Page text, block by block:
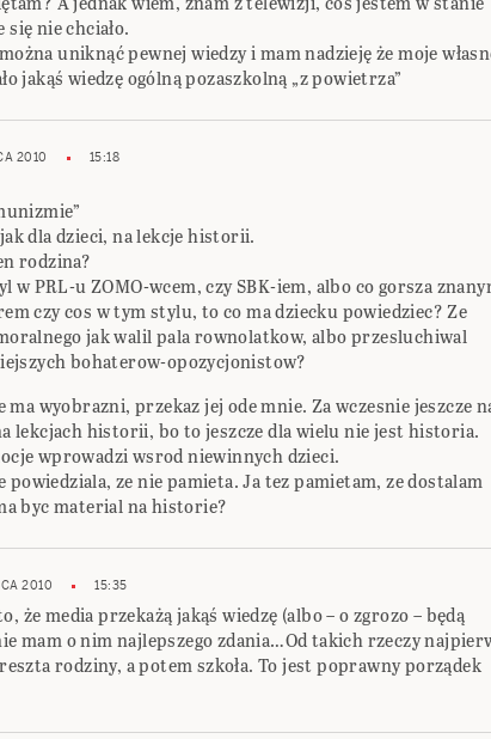
nie chciało.
uniknąć pewnej wiedzy i mam nadzieję że moje
jakąś wiedzę ogólną pozaszkolną „z powietrza”
2010 15:18
dla dzieci, na lekcje historii.
rodzina?
w PRL-u ZOMO-wcem, czy SBK-iem, albo co gorsza
czy cos w tym stylu, to co ma dziecku powiedziec? Ze
jak walil pala rownolatkow, albo przesluchiwal
bohaterow-opozycjonistow?
wyobrazni, przekaz jej ode mnie. Za wczesnie jeszcze
lekcjach historii, bo to jeszcze dla wielu nie jest historia.
wprowadzi wsrod niewinnych dzieci.
powiedziala, ze nie pamieta. Ja tez pamietam, ze dostalam
byc material na historie?
2010 15:35
że media przekażą jakąś wiedzę (albo – o zgrozo – będą
mam o nim najlepszego zdania…Od takich rzeczy
rodziny, a potem szkoła. To jest poprawny porządek